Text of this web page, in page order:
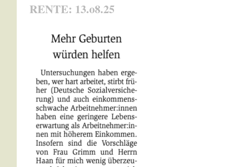
RENTE: 13.o8.25